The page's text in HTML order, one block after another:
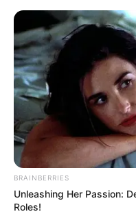
MENU
BRAINBERRIES
Unleashing Her Passion:
Roles!